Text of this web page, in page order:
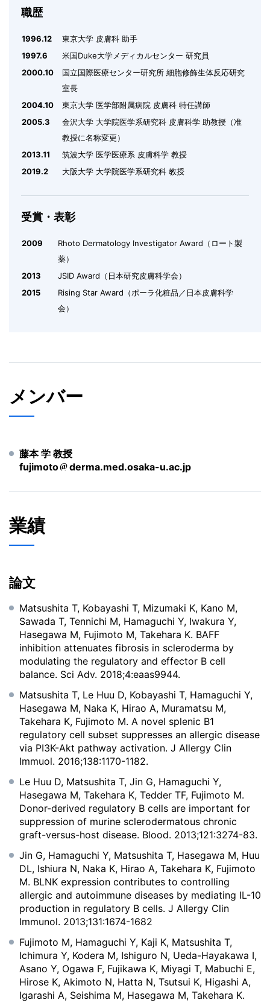
職歴
1996.12
東京大学 皮膚科 助手
1997.6
米国Duke大学メディカルセンター 研究員
2000.10
国立国際医療センター研究所 細胞修飾生体反応研究
室長
2004.10
東京大学 医学部附属病院 皮膚科 特任講師
2005.3
金沢大学 大学院医学系研究科 皮膚科学 助教授（准
教授に名称変更）
2013.11
筑波大学 医学医療系 皮膚科学 教授
2019.2
大阪大学 大学院医学系研究科 教授
受賞・表彰
2009
Rhoto Dermatology Investigator Award（ロート製
薬）
2013
JSID Award（日本研究皮膚科学会）
2015
Rising Star Award（ポーラ化粧品／日本皮膚科学
会）
メンバー
藤本 学 教授
fujimoto
derma.med.osaka-u.ac.jp
業績
論文
Matsushita T, Kobayashi T, Mizumaki K, Kano M,
Sawada T, Tennichi M, Hamaguchi Y, Iwakura Y,
Hasegawa M, Fujimoto M, Takehara K. BAFF
inhibition attenuates fibrosis in scleroderma by
modulating the regulatory and effector B cell
balance. Sci Adv. 2018;4:eaas9944.
Matsushita T, Le Huu D, Kobayashi T, Hamaguchi Y,
Hasegawa M, Naka K, Hirao A, Muramatsu M,
Takehara K, Fujimoto M. A novel splenic B1
regulatory cell subset suppresses an allergic disease
via PI3K-Akt pathway activation. J Allergy Clin
Immuol. 2016;138:1170-1182.
Le Huu D, Matsushita T, Jin G, Hamaguchi Y,
Hasegawa M, Takehara K, Tedder TF, Fujimoto M.
Donor-derived regulatory B cells are important for
suppression of murine sclerodermatous chronic
graft-versus-host disease. Blood. 2013;121:3274-83.
Jin G, Hamaguchi Y, Matsushita T, Hasegawa M, Huu
DL, Ishiura N, Naka K, Hirao A, Takehara K, Fujimoto
M. BLNK expression contributes to controlling
allergic and autoimmune diseases by mediating IL-10
production in regulatory B cells. J Allergy Clin
Immunol. 2013;131:1674-1682
Fujimoto M, Hamaguchi Y, Kaji K, Matsushita T,
Ichimura Y, Kodera M, Ishiguro N, Ueda-Hayakawa I,
Asano Y, Ogawa F, Fujikawa K, Miyagi T, Mabuchi E,
Hirose K, Akimoto N, Hatta N, Tsutsui K, Higashi A,
Igarashi A, Seishima M, Hasegawa M, Takehara K.